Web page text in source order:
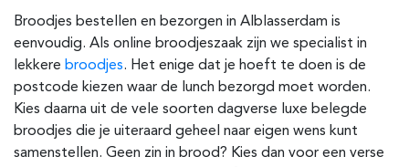
Broodjes bestellen en bezorgen in Alblasserdam is
eenvoudig. Als online broodjeszaak zijn we specialist in
lekkere broodjes. Het enige dat je hoeft te doen is de
postcode kiezen waar de lunch bezorgd moet worden.
Kies daarna uit de vele soorten dagverse luxe belegde
broodjes die je uiteraard geheel naar eigen wens kunt
samenstellen. Geen zin in brood? Kies dan voor een verse